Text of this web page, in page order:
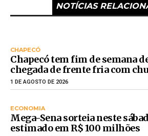
NOTÍCIAS
CHAPECÓ
Chapecó tem fim de semana
chegada de frente fria com
1 DE AGOSTO DE 2026
ECONOMIA
Mega-Sena sorteia neste
estimado em R$ 100 milhões